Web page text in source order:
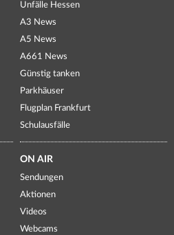
Unfälle Hessen
A3 News
A5 News
A661 News
Günstig tanken
Parkhäuser
Flugplan Frankfurt
Schulausfälle
ON AIR
Sendungen
Aktionen
Videos
Webcams